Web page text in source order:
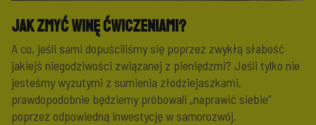
Jak zmyć winę ćwiczeniami?
A co, jeśli sami dopuściliśmy się poprzez zwykłą słabość
jakiejś niegodziwości związanej z pieniędzmi? Jeśli tylko nie
jesteśmy wyzutymi z sumienia złodziejaszkami,
prawdopodobnie będziemy próbowali „naprawić siebie”
poprzez odpowiedną inwestycję w samorozwój.